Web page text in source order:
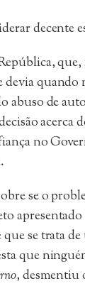
decente
que,
devia quando
abuso de
acerca
no
se o
se trata
que
, desmentiu